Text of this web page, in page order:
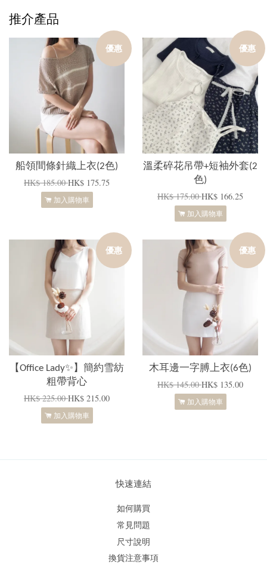
推介產品
優惠
船領間條針織上衣(2色)
HK$ 185.00HK$ 175.75
加入購物車
優惠
溫柔碎花吊帶+短袖外套(2
色)
HK$ 175.00HK$ 166.25
加入購物車
優惠
【Office Lady✨】簡約雪紡
粗帶背心
HK$ 225.00HK$ 215.00
加入購物車
優惠
木耳邊一字膊上衣(6色)
HK$ 145.00HK$ 135.00
加入購物車
快速連結
如何購買
常見問題
尺寸說明
換貨注意事項